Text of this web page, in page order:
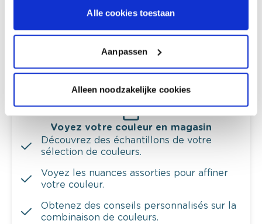
Alle cookies toestaan
Aanpassen
Alleen noodzakelijke cookies
Obtenez un conseil couleur en fonction de
Obtenez un contrôle technologique de vos
Voyez votre couleur en magasin
Découvrez des échantillons de votre
sélection de couleurs.
Voyez les nuances assorties pour affiner
votre couleur.
Obtenez des conseils personnalisés sur la
combinaison de couleurs.